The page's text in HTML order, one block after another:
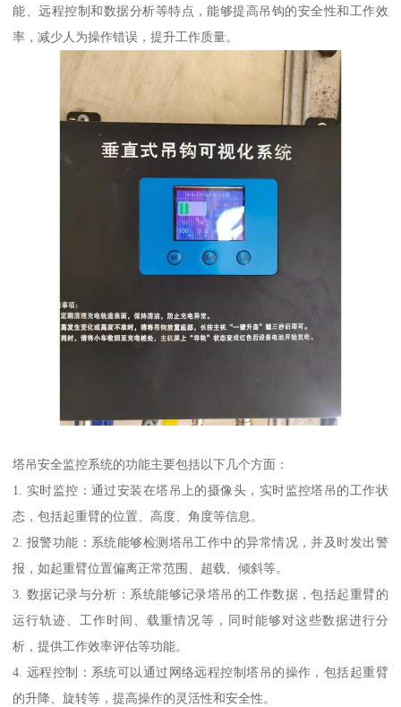
能、远程控制和数据分析等特点，能够提高吊钩的安全性和工作效
率，减少人为操作错误，提升工作质量。
塔吊安全监控系统的功能主要包括以下几个方面：
1. 实时监控：通过安装在塔吊上的摄像头，实时监控塔吊的工作状
态，包括起重臂的位置、高度、角度等信息。
2. 报警功能：系统能够检测塔吊工作中的异常情况，并及时发出警
报，如起重臂位置偏离正常范围、超载、倾斜等。
3. 数据记录与分析：系统能够记录塔吊的工作数据，包括起重臂的
运行轨迹、工作时间、载重情况等，同时能够对这些数据进行分
析，提供工作效率评估等功能。
4. 远程控制：系统可以通过网络远程控制塔吊的操作，包括起重臂
的升降、旋转等，提高操作的灵活性和安全性。